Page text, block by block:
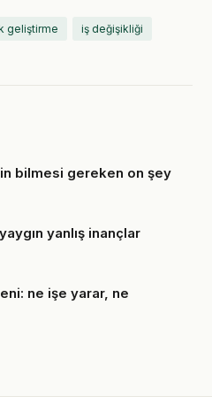
geliştirme iş değişikliği
bilmesi gereken on şey
yanlış inançlar
ne işe yarar, ne